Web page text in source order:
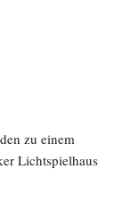
zu einem
Lichtspielhaus